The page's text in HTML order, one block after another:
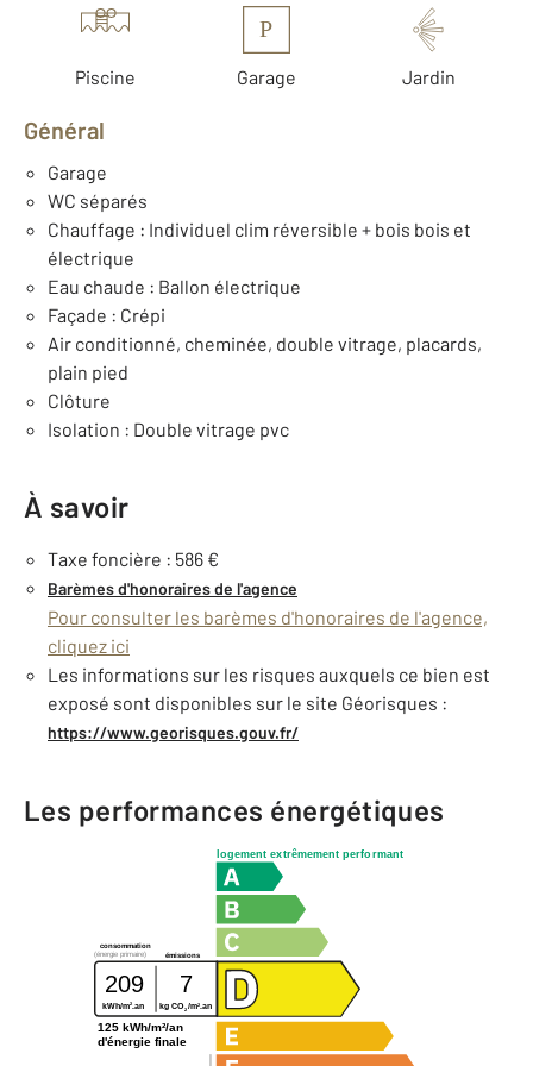
Piscine
P
Garage Jardin
Général
Garage
WC séparés
Chauffage : Individuel clim réversible + bois bois et
électrique
Eau chaude : Ballon électrique
Façade : Crépi
Air conditionné, cheminée, double vitrage, placards,
plain pied
Clôture
Isolation : Double vitrage pvc
À savoir
Taxe foncière : 586 €
Barèmes d'honoraires de l'agence
Pour consulter les barèmes d'honoraires de l'agence,
cliquez ici
Les informations sur les risques auxquels ce bien est
exposé sont disponibles sur le site Géorisques :
https://www.georisques.gouv.fr/
Les performances énergétiques
logement extrêmement performant
consommation
émissions
(énergie primaire)
209 7
kWh/m2.an kg CO2 /m2 .an
125 kWh/m²/an
d'énergie finale